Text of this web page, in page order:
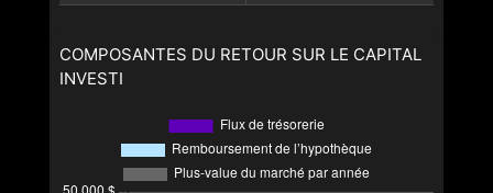
COMPOSANTES DU RETOUR SUR LE CAPITAL
INVESTI